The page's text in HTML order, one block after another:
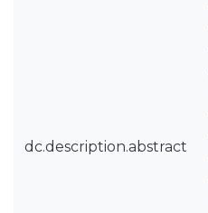
dc.description.abstract